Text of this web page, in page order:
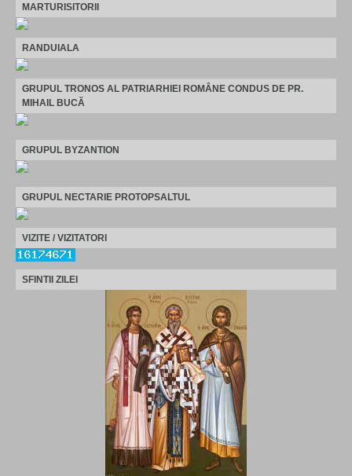
MARTURISITORII
RANDUIALA
GRUPUL TRONOS AL PATRIARHIEI ROMÂNE CONDUS DE PR.
MIHAIL BUCĂ
GRUPUL BYZANTION
GRUPUL NECTARIE PROTOPSALTUL
VIZITE / VIZITATORI
SFINTII ZILEI